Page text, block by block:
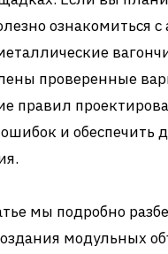
ознакомиться
проверенные
правил
и обеспечить
мы подробно
модульных